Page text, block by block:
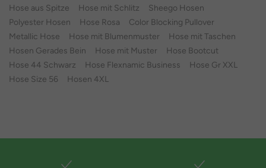
Hose aus Spitze
Hose mit Schlitz
Sheego Hosen
Polyester Hosen
Hose Rosa
Color Blocking Pullover
Metallic Hose
Hose mit Blumenmuster
Hose mit Taschen
Hosen Gerades Bein
Hose mit Muster
Hose Bootcut
Hose 44 Schwarz
Hose Flexnamic Business
Hose Gr XXL
Hose Size 56
Hosen 4XL